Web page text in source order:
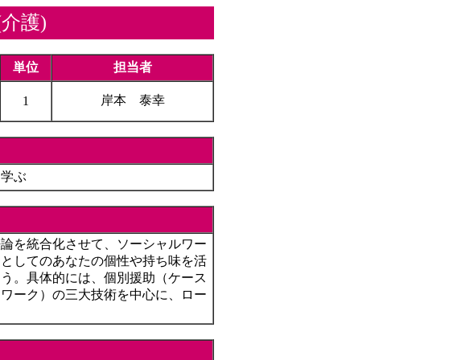
護)
単位 担当者
1 岸本 泰幸
ぶ
を統合化させて、ソーシャルワー
してのあなたの個性や持ち味を活
。具体的には、個別援助（ケース
ーク）の三大技術を中心に、ロー